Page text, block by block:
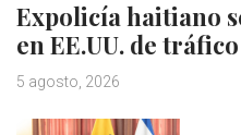
Expolicía haitiano
en EE.UU. de
5 agosto, 2026